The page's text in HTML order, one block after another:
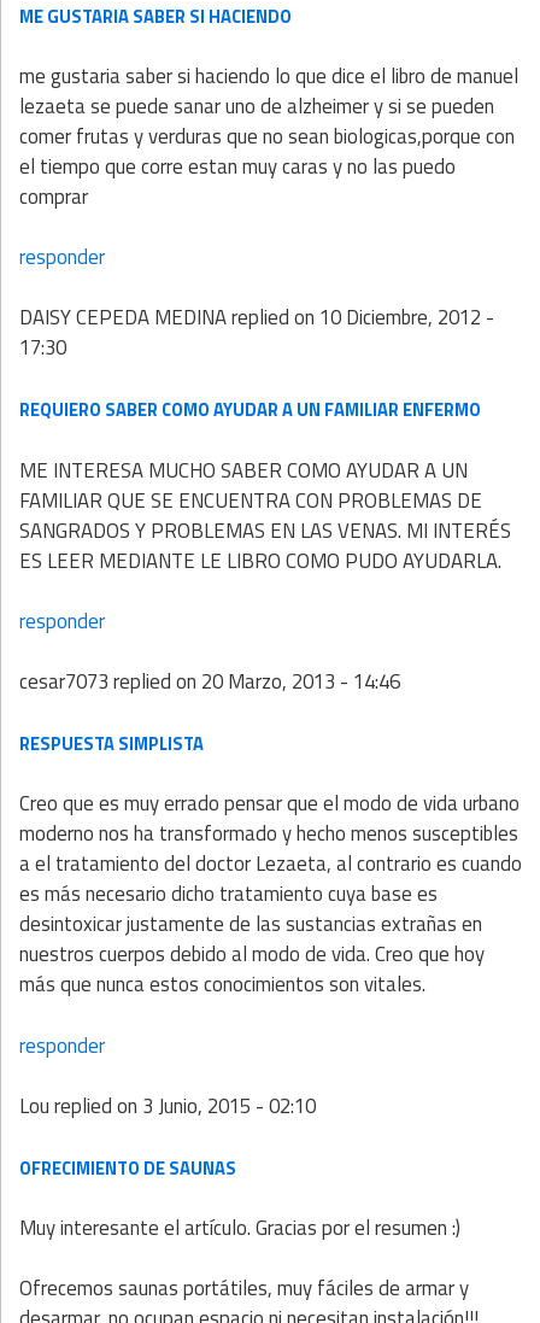
ME GUSTARIA SABER SI HACIENDO
me gustaria saber si haciendo lo que dice el libro de manuel
lezaeta se puede sanar uno de alzheimer y si se pueden
comer frutas y verduras que no sean biologicas,porque con
el tiempo que corre estan muy caras y no las puedo
comprar
responder
DAISY CEPEDA MEDINAreplied on 10 Diciembre, 2012 -
17:30
REQUIERO SABER COMO AYUDAR A UN FAMILIAR ENFERMO
ME INTERESA MUCHO SABER COMO AYUDAR A UN
FAMILIAR QUE SE ENCUENTRA CON PROBLEMAS DE
SANGRADOS Y PROBLEMAS EN LAS VENAS. MI INTERÉS
ES LEER MEDIANTE LE LIBRO COMO PUDO AYUDARLA.
responder
cesar7073replied on 20 Marzo, 2013 - 14:46
RESPUESTA SIMPLISTA
Creo que es muy errado pensar que el modo de vida urbano
moderno nos ha transformado y hecho menos susceptibles
a el tratamiento del doctor Lezaeta, al contrario es cuando
es más necesario dicho tratamiento cuya base es
desintoxicar justamente de las sustancias extrañas en
nuestros cuerpos debido al modo de vida. Creo que hoy
más que nunca estos conocimientos son vitales.
responder
Loureplied on 3 Junio, 2015 - 02:10
OFRECIMIENTO DE SAUNAS
Muy interesante el artículo. Gracias por el resumen :)
Ofrecemos saunas portátiles, muy fáciles de armar y